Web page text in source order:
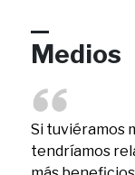
Medios
Si tuviéramos
tendríamos